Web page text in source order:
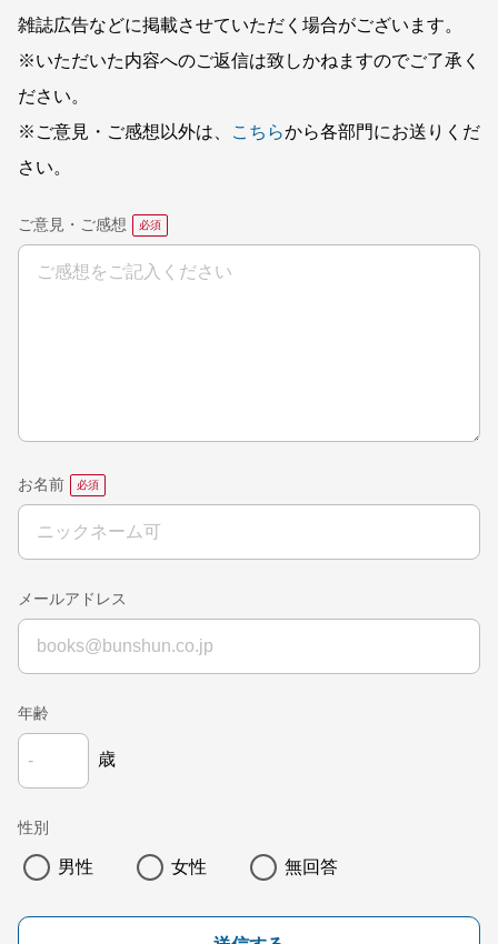
雑誌広告などに掲載させていただく場合がございます。
※いただいた内容へのご返信は致しかねますのでご了承く
ださい。
※ご意見・ご感想以外は、
こちらから各部門にお送りくだ
さい。
ご意見・ご感想
お名前
メールアドレス
年齢
歳
性別
男性 女性 無回答